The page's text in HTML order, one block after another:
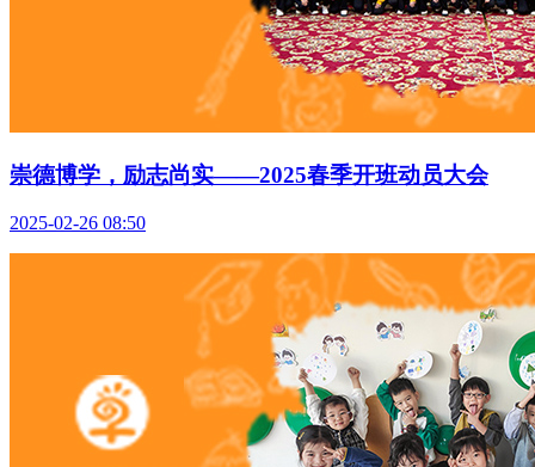
崇德博学，励志尚实——2025春季开班动员大会
2025-02-26 08:50